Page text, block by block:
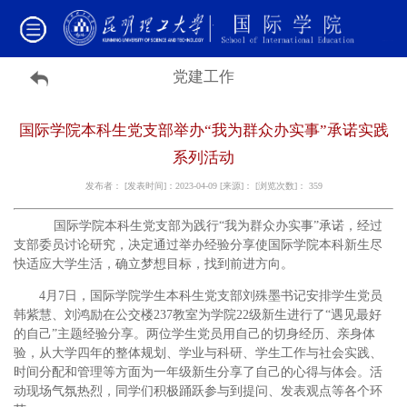
党建工作
国际学院本科生党支部举办“我为群众办实事”承诺实践
系列活动
发布者： [发表时间]：2023-04-09 [来源]： [浏览次数]： 359
国际学院本科生党支部为践行“我为群众办实事”承诺，经过
支部委员讨论研究，决定通过举办经验分享使国际学院本科新生尽
快适应大学生活，确立梦想目标，找到前进方向。
4月7日，国际学院学生本科生党支部刘殊墨书记安排学生党员
韩紫慧、刘鸿励在公交楼237教室为学院22级新生进行了“遇见最好
的自己”主题经验分享。两位学生党员用自己的切身经历、亲身体
验，从大学四年的整体规划、学业与科研、学生工作与社会实践、
时间分配和管理等方面为一年级新生分享了自己的心得与体会。活
动现场气氛热烈，同学们积极踊跃参与到提问、发表观点等各个环